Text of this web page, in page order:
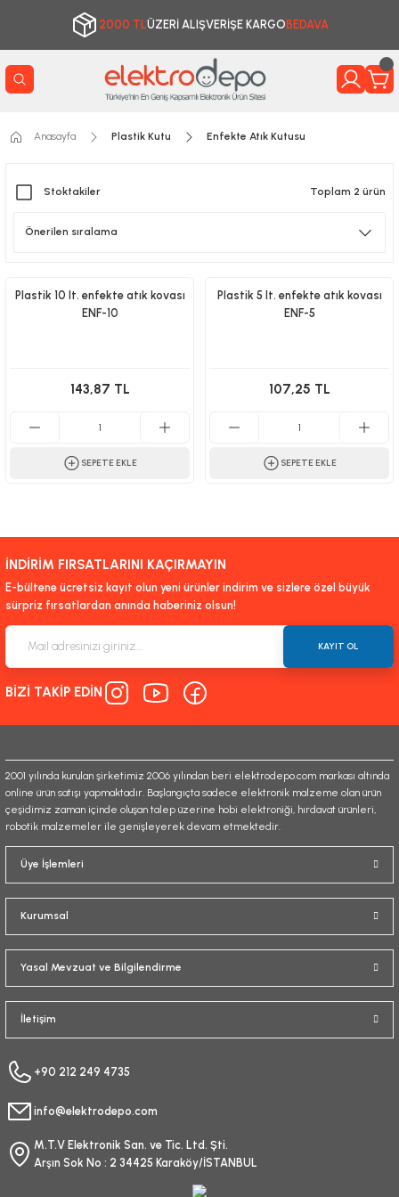
2000 TLÜZERİ ALIŞVERİŞE KARGO BEDAVA
Anasayfa Plastik Kutu Enfekte Atık Kutusu
Stoktakiler Toplam 2 ürün
Plastik 10 lt. enfekte atık kovası
ENF-10
143,87 TL
SEPETE EKLE
Plastik 5 lt. enfekte atık kovası
ENF-5
107,25 TL
SEPETE EKLE
İNDİRİM FIRSATLARINI KAÇIRMAYIN
E-bültene ücretsiz kayıt olun yeni ürünler indirim ve sizlere özel büyük
sürpriz fırsatlardan anında haberiniz olsun!
KAYIT OL
BİZİ TAKİP EDİN
2001 yılında kurulan şirketimiz 2006 yılından beri elektrodepo.com markası altında
online ürün satışı yapmaktadır. Başlangıçta sadece elektronik malzeme olan ürün
çeşidimiz zaman içinde oluşan talep üzerine hobi elektroniği, hırdavat ürünleri,
robotik malzemeler ile genişleyerek devam etmektedir.
Üye İşlemleri
Kurumsal
Yasal Mevzuat ve Bilgilendirme
İletişim
+90 212 249 4735
info@elektrodepo.com
M.T.V Elektronik San. ve Tic. Ltd. Şti.
Arşın Sok No : 2 34425 Karaköy/İSTANBUL